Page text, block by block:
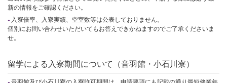
新の情報をご確認ください。
入寮倍率、入寮実績、空室数等は公表しておりません。
個別にお問い合わせいただいてもお答えできかねますのでご了承くださいま
せ。
留学による入寮期間について（音羽館・小石川寮）